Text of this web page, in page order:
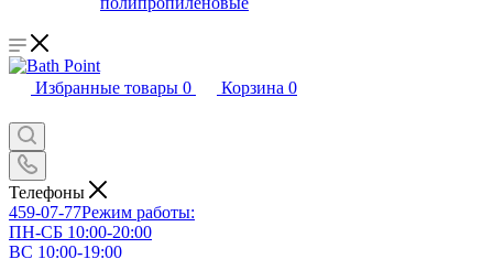
Избранные товары 0 Корзина 0
Телефоны
459-07-77Режим работы:
ПН-СБ 10:00-20:00
ВС 10:00-19:00